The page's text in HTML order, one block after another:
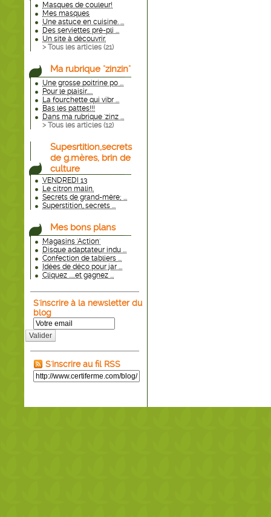
Masques de couleur!
Mes masques
Une astuce en cuisine. ...
Des serviettes pré-pli ...
Un site à découvrir.
> Tous les articles (21)
Ma rubrique "zinzin"
Une grosse poitrine po ...
Pour le plaisir.....
La fourchette qui vibr ...
Bas les pattes!!!
Dans ma rubrique 'zinz ...
> Tous les articles (12)
Supesrtition,secrets
de g.mères, brin de
culture
VENDREDI 13
Le citron malin.
Secrets de grand-mère; ...
Superstition, secrets ...
Mes bons plans
Magasins 'Action'
Disque adaptateur indu ...
Confection de tabliers ...
Idées de déco pour jar ...
Cliquez .....et gagnez ...
S'inscrire à la newsletter du
blog
Valider
S'inscrire au fil RSS